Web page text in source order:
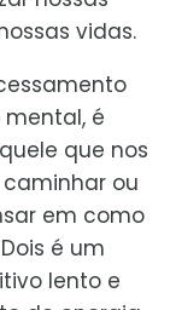
vidas.
é
que nos
ou
em como
é um
lento e